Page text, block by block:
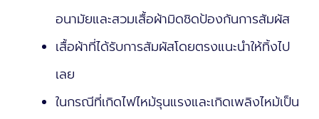
อนามัยและสวมเสื้อผ้ามิดชิดป้องกันการสัมผัส
เสื้อผ้าที่ได้รับการสัมผัสโดยตรงแนะนำให้ทิ้งไป
เลย
ในกรณีที่เกิดไฟไหม้รุนแรงและเกิดเพลิงไหม้เป็น